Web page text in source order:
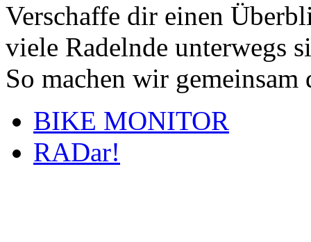
Verschaffe dir einen
viele Radelnde unterwegs
So machen wir
BIKE MONITOR
RADar!